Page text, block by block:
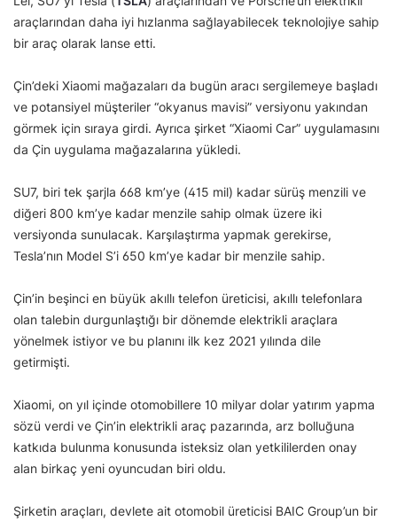
araçlarından daha iyi hızlanma sağlayabilecek teknolojiye sahip
bir araç olarak lanse etti.
Çin’deki Xiaomi mağazaları da bugün aracı sergilemeye başladı
ve potansiyel müşteriler “okyanus mavisi” versiyonu yakından
görmek için sıraya girdi. Ayrıca şirket “Xiaomi Car” uygulamasını
da Çin uygulama mağazalarına yükledi.
SU7, biri tek şarjla 668 km’ye (415 mil) kadar sürüş menzili ve
diğeri 800 km’ye kadar menzile sahip olmak üzere iki
versiyonda sunulacak. Karşılaştırma yapmak gerekirse,
Tesla’nın Model S’i 650 km’ye kadar bir menzile sahip.
Çin’in beşinci en büyük akıllı telefon üreticisi, akıllı telefonlara
olan talebin durgunlaştığı bir dönemde elektrikli araçlara
yönelmek istiyor ve bu planını ilk kez 2021 yılında dile
getirmişti.
Xiaomi, on yıl içinde otomobillere 10 milyar dolar yatırım yapma
sözü verdi ve Çin’in elektrikli araç pazarında, arz bolluğuna
katkıda bulunma konusunda isteksiz olan yetkililerden onay
alan birkaç yeni oyuncudan biri oldu.
Şirketin araçları, devlete ait otomobil üreticisi BAIC Group’un bir